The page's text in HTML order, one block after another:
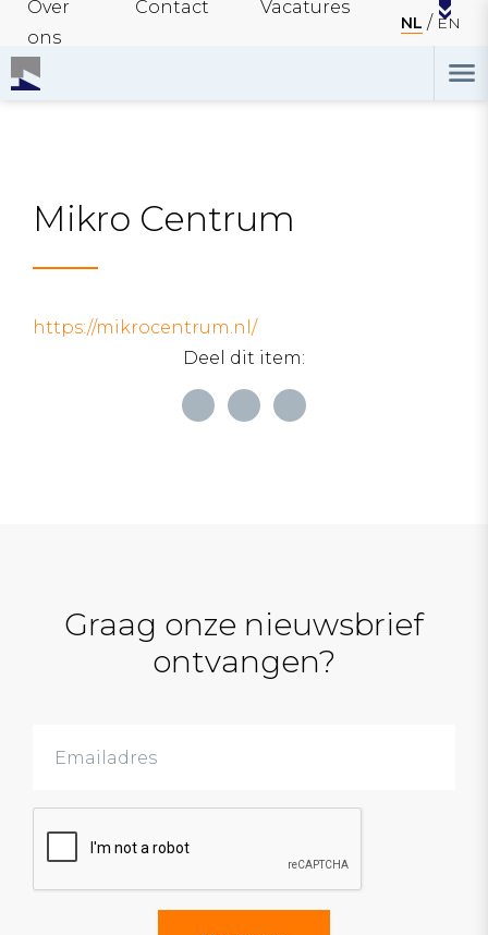
Over
ons
Contact Vacatures
NL EN
Mikro Centrum
https://mikrocentrum.nl/
Deel dit item:
Graag onze nieuwsbrief
ontvangen?